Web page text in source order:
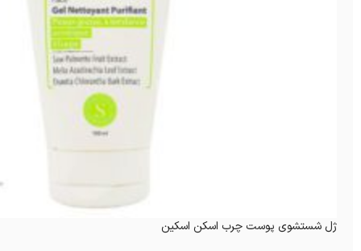
ژل شستشوی پوست چرب اسکن اسکین